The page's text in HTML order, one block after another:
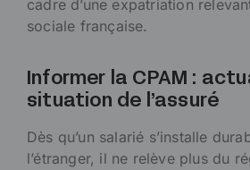
cadre d’une expatriation
sociale française.
Informer la CPAM :
situation de l’assuré
Dès qu’un salarié s’installe
l’étranger, il ne relève plus du